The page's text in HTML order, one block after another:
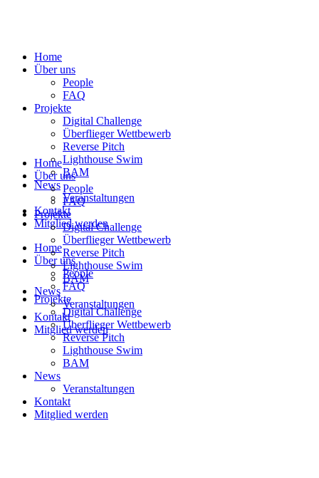
Home
Über uns
People
FAQ
Projekte
Digital Challenge
Überflieger Wettbewerb
Reverse Pitch
Lighthouse Swim
BAM
News
Veranstaltungen
Kontakt
Mitglied werden
Home
Über uns
People
FAQ
Projekte
Digital Challenge
Überflieger Wettbewerb
Reverse Pitch
Lighthouse Swim
BAM
News
Veranstaltungen
Kontakt
Mitglied werden
Home
Über uns
People
FAQ
Projekte
Digital Challenge
Überflieger Wettbewerb
Reverse Pitch
Lighthouse Swim
BAM
News
Veranstaltungen
Kontakt
Mitglied werden